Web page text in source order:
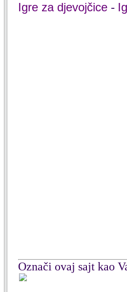
Igre za djevojčice -
Označi ovaj sajt kao